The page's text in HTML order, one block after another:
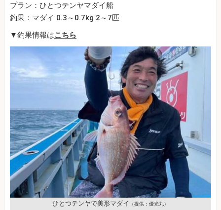
プラン：ひとつテンヤマダイ船
釣果：マダイ 0.3～0.7kg 2～7匹
▼釣果情報はこちら
ひとつテンヤで美形マダイ （提供：優光丸）